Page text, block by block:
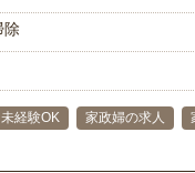
除
未経験OK 家政婦の求人